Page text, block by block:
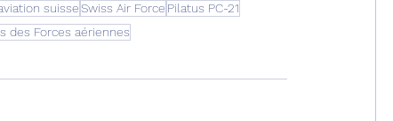
suisseSwiss Air Force Pilatus PC-21
des Forces aériennes